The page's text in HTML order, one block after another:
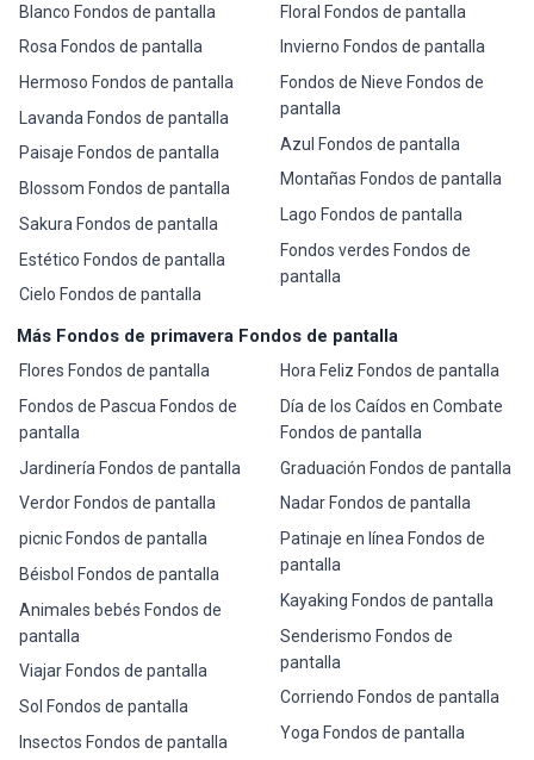
Blanco Fondos de pantalla
Rosa Fondos de pantalla
Hermoso Fondos de pantalla
Lavanda Fondos de pantalla
Paisaje Fondos de pantalla
Blossom Fondos de pantalla
Sakura Fondos de pantalla
Estético Fondos de pantalla
Cielo Fondos de pantalla
Floral Fondos de pantalla
Invierno Fondos de pantalla
Fondos de Nieve Fondos de
pantalla
Azul Fondos de pantalla
Montañas Fondos de pantalla
Lago Fondos de pantalla
Fondos verdes Fondos de
pantalla
Más Fondos de primavera Fondos de pantalla
Flores Fondos de pantalla
Fondos de Pascua Fondos de
pantalla
Jardinería Fondos de pantalla
Verdor Fondos de pantalla
picnic Fondos de pantalla
Béisbol Fondos de pantalla
Animales bebés Fondos de
pantalla
Viajar Fondos de pantalla
Sol Fondos de pantalla
Insectos Fondos de pantalla
Hora Feliz Fondos de pantalla
Día de los Caídos en Combate
Fondos de pantalla
Graduación Fondos de pantalla
Nadar Fondos de pantalla
Patinaje en línea Fondos de
pantalla
Kayaking Fondos de pantalla
Senderismo Fondos de
pantalla
Corriendo Fondos de pantalla
Yoga Fondos de pantalla